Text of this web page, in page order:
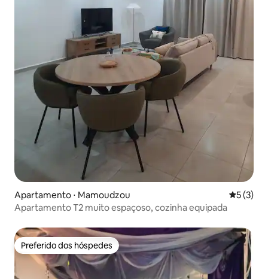
Apartamento ⋅ Mamoudzou 5 de
5 (3)
Apartamento T2 muito espaçoso, cozinha equipada
Preferido dos hóspedes
Preferido dos hóspedes